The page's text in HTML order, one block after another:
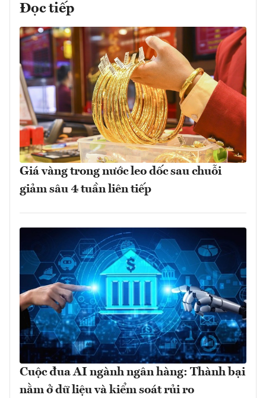
Đọc tiếp
Giá vàng trong nước leo dốc sau chuỗi
giảm sâu 4 tuần liên tiếp
Cuộc đua AI ngành ngân hàng: Thành bại
nằm ở dữ liệu và kiểm soát rủi ro